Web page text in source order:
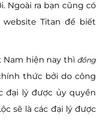
Ngoài ra bạn cũng có
Titan để biết
Nam hiện nay thì đồng
thức bởi do công
đại lý được ủy quyền
sẽ là các đại lý được